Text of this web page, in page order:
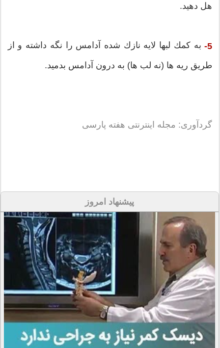
هل دهيد.
5- به كمك لبها لايه نازك شده آدامس را نگه داشته و از
طريق ريه ها (نه لب ها) به درون آدامس بدميد.
گردآوری: مجله اینترنتی هفته پارسی
پیشنهاد امروز